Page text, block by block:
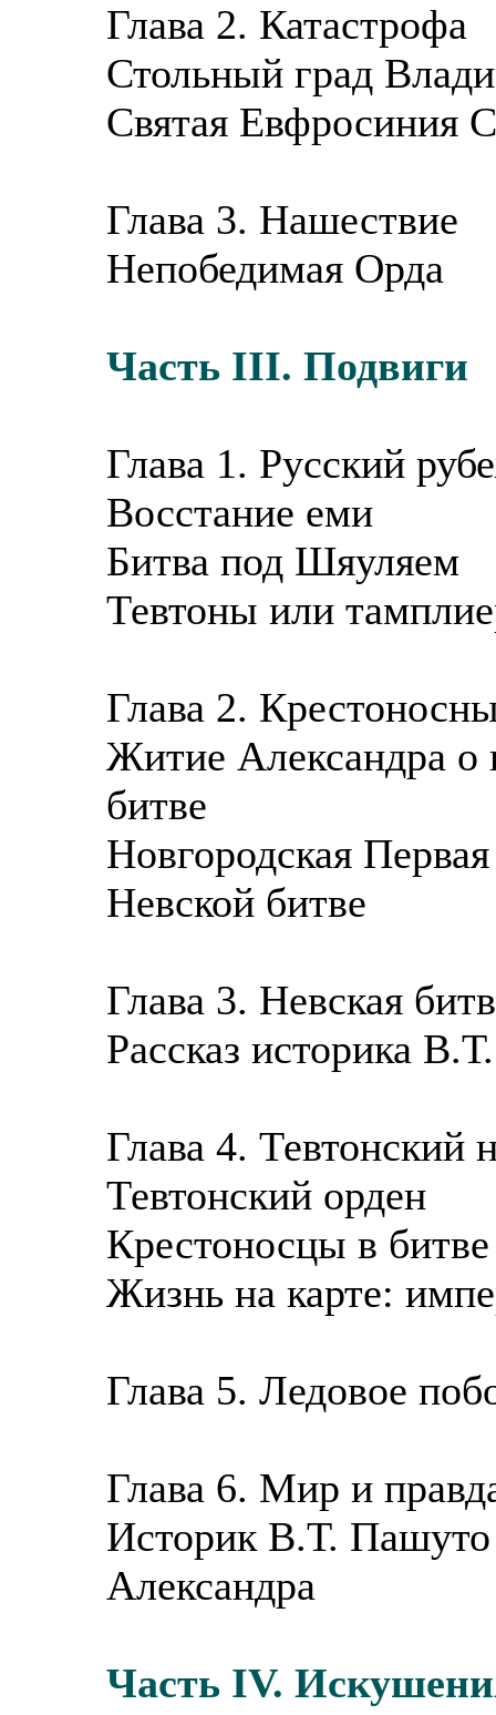
Глава 2. Катастрофа
Стольный град
Святая Евфросиния
Глава 3. Нашествие
Непобедимая Орда
Часть III. Подвиги
Глава 1. Русский
Восстание еми
Битва под Шяуляем
Тевтоны или
Глава 2.
Житие Александра о
битве
Новгородская
Невской битве
Глава 3. Невская
Рассказ историка
Глава 4. Тевтонский
Тевтонский орден
Крестоносцы в
Жизнь на карте:
Глава 5. Ледовое
Глава 6. Мир и
Историк В.Т. Пашуто
Александра
Часть IV.